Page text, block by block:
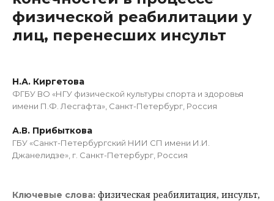
физической реабилитации у
лиц, перенесших инсульт
Н.А. Киргетова
ФГБУ ВО «НГУ физической культуры спорта и здоровья
имени П.Ф. Лесгафта», Санкт-Петербург, Россия
А.В. Прибыткова
ГБУ «Санкт-Петербургский НИИ СП имени И.И.
Джанелидзе», г. Санкт-Петербург, Россия
Ключевые слова: физическая реабилитация, инсульт,